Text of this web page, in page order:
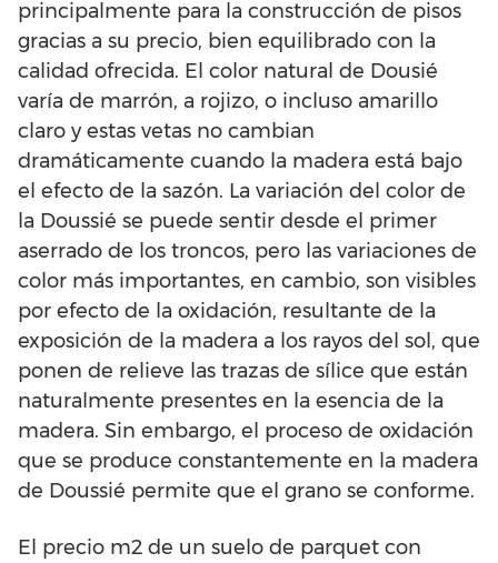
principalmente para la construcción de pisos
gracias a su precio, bien equilibrado con la
calidad ofrecida. El color natural de Dousié
varía de marrón, a rojizo, o incluso amarillo
claro y estas vetas no cambian
dramáticamente cuando la madera está bajo
el efecto de la sazón. La variación del color de
la Doussié se puede sentir desde el primer
aserrado de los troncos, pero las variaciones de
color más importantes, en cambio, son visibles
por efecto de la oxidación, resultante de la
exposición de la madera a los rayos del sol, que
ponen de relieve las trazas de sílice que están
naturalmente presentes en la esencia de la
madera. Sin embargo, el proceso de oxidación
que se produce constantemente en la madera
de Doussié permite que el grano se conforme.
El precio m2 de un suelo de parquet con